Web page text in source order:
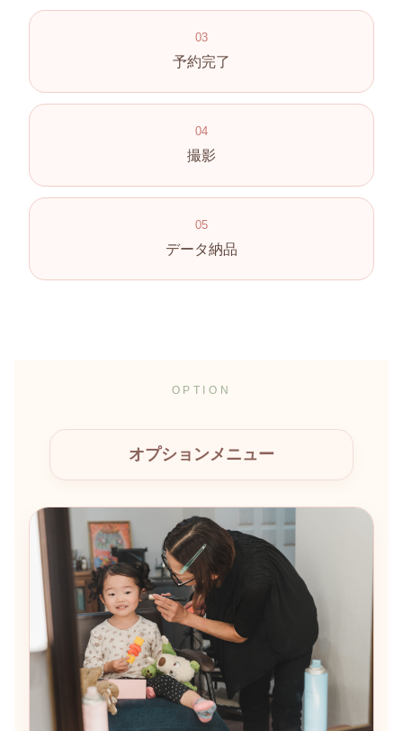
03
予約完了
04
撮影
05
データ納品
OPTION
オプションメニュー